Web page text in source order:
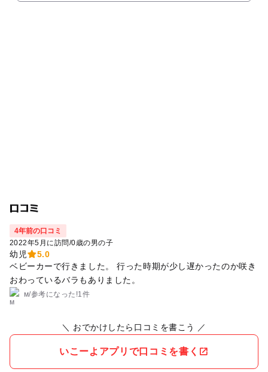
口コミ
4年前の口コミ
2022年5月に訪問/0歳の男の子
幼児
5.0
ベビーカーで行きました。 行った時期が少し遅かったのか咲き
おわっているバラもありました。
м/参考になった!1件
＼ おでかけしたら口コミを書こう ／
いこーよアプリで口コミを書く